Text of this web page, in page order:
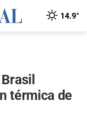
14.9°
térmica de